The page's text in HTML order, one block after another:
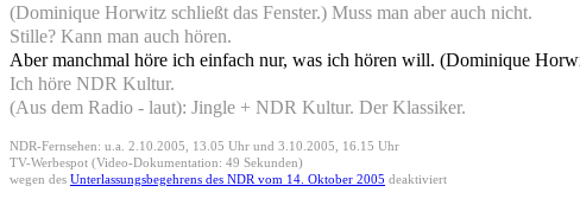
(Dominique Horwitz schließt das Fenster.) Muss man aber auch nicht.
Stille? Kann man auch hören.
Aber manchmal höre ich einfach nur, was ich hören will. (Dominique
Ich höre NDR Kultur.
(Aus dem Radio - laut): Jingle + NDR Kultur. Der Klassiker.
NDR-Fernsehen: u.a. 2.10.2005, 13.05 Uhr und 3.10.2005, 16.15 Uhr
TV-Werbespot (Video-Dokumentation: 49 Sekunden)
wegen des Unterlassungsbegehrens des NDR vom 14. Oktober 2005 deaktiviert